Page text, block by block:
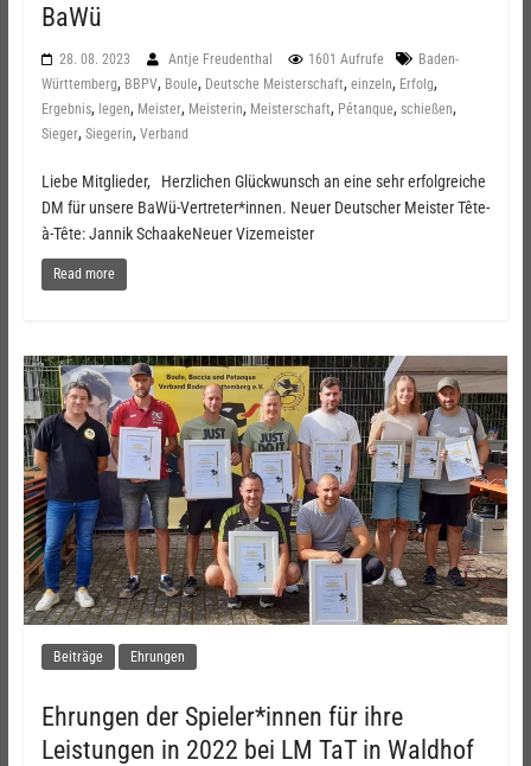
BaWü
28. 08. 2023 Antje Freudenthal 1601 Aufrufe
Baden-
Württemberg, BBPV, Boule, Deutsche Meisterschaft, einzeln, Erfolg,
Ergebnis, legen, Meister, Meisterin, Meisterschaft, Pétanque, schießen,
Sieger, Siegerin, Verband
Liebe Mitglieder, Herzlichen Glückwunsch an eine sehr erfolgreiche
DM für unsere BaWü-Vertreter*innen. Neuer Deutscher Meister Tête-
à-Tête: Jannik SchaakeNeuer Vizemeister
Read more
Beiträge Ehrungen
Ehrungen der Spieler*innen für ihre
Leistungen in 2022 bei LM TaT in Waldhof